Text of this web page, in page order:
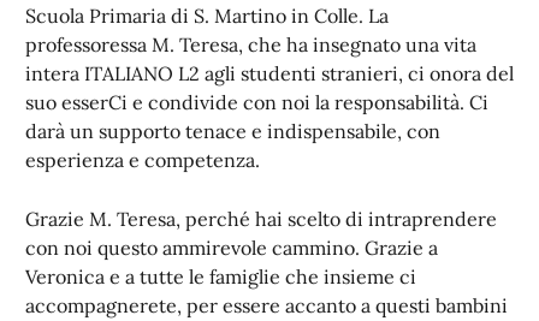
Scuola Primaria di S. Martino in Colle. La
professoressa M. Teresa, che ha insegnato una vita
intera ITALIANO L2 agli studenti stranieri, ci onora del
suo esserCi e condivide con noi la responsabilità. Ci
darà un supporto tenace e indispensabile, con
esperienza e competenza.
Grazie M. Teresa, perché hai scelto di intraprendere
con noi questo ammirevole cammino. Grazie a
Veronica e a tutte le famiglie che insieme ci
accompagnerete, per essere accanto a questi bambini